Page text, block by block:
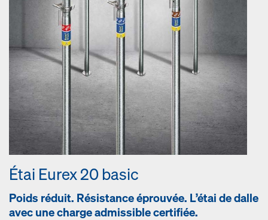
Étai Eurex 20 basic
Poids réduit. Résistance éprouvée. L’étai de dalle
avec une charge admissible certifiée.